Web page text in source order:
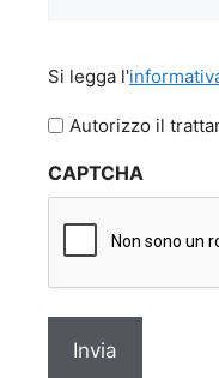
legga
l'informativa
privacy
Si legga l'
Autorizzo il
CAPTCHA